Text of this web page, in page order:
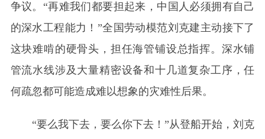
争议。“再难我们都要担起来，中国人必须拥有自己
的深水工程能力！”全国劳动模范刘克建主动接下了
这块难啃的硬骨头，担任海管铺设总指挥。深水铺
管流水线涉及大量精密设备和十几道复杂工序，任
何疏忽都可能造成难以想象的灾难性后果。
“要么我下去，要么你下去！”从登船开始，刘克